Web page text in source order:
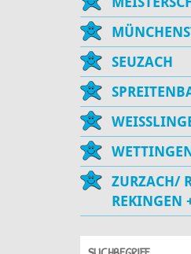
SEUZACH
ZURZACH/
REKINGEN